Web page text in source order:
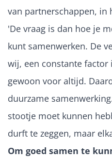
van partnerschappen,
'De vraag is dan hoe je
kunt samenwerken. De
wij, een constante
gewoon voor altijd.
duurzame
stootje moet kunnen
durft te zeggen, maar
Om goed samen te